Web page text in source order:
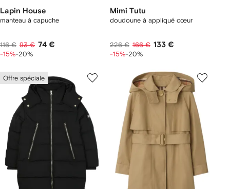
Lapin House
manteau à capuche
116 € 93 € 74 €
-15%-20%
Mimi Tutu
doudoune à appliqué cœur
226 € 166 € 133 €
-15%-20%
Offre spéciale